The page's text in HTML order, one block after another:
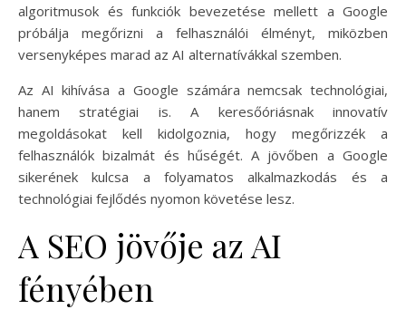
algoritmusok és funkciók bevezetése mellett a Google
próbálja megőrizni a felhasználói élményt, miközben
versenyképes marad az AI alternatívákkal szemben.
Az AI kihívása a Google számára nemcsak technológiai,
hanem stratégiai is. A keresőóriásnak innovatív
megoldásokat kell kidolgoznia, hogy megőrizzék a
felhasználók bizalmát és hűségét. A jövőben a Google
sikerének kulcsa a folyamatos alkalmazkodás és a
technológiai fejlődés nyomon követése lesz.
A SEO jövője az AI
fényében